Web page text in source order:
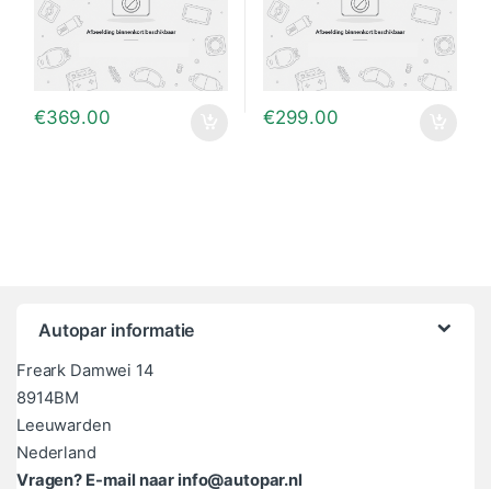
€369.00 €299.00
Autopar informatie
Freark Damwei 14
8914BM
Leeuwarden
Nederland
Vragen? E-mail naar info@autopar.nl